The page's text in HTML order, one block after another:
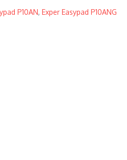
P10AN, Exper Easypad P10ANG